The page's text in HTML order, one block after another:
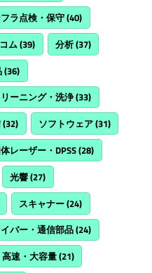
ラ点検・保守(40)
ム(39) 分析(37)
(36)
ーニング・洗浄(33)
(32) ソフトウェア(31)
レーザー・DPSS(28)
光響(27)
スキャナー(24)
バー・通信部品(24)
高速・大容量(21)